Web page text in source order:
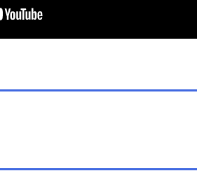
TVアニメ『戦隊大失格』